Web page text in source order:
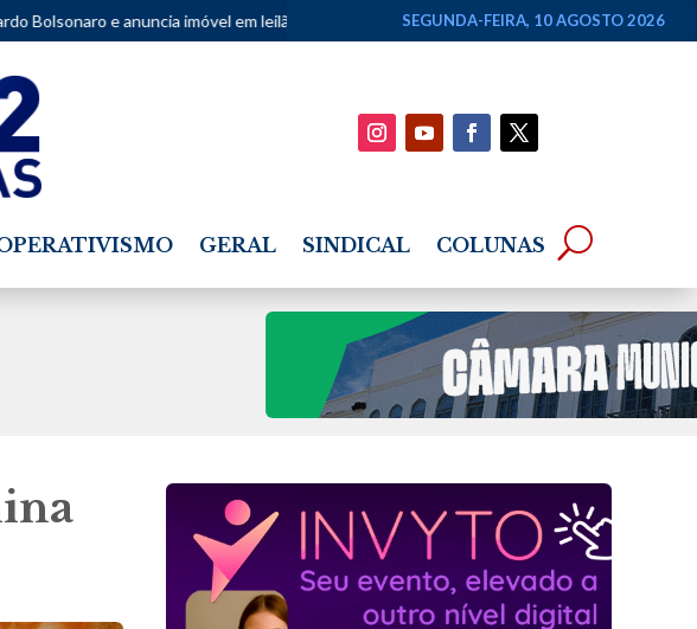
imóvel em leilão no Rio • Canoas de Tolda podem ser reconhecidas como
SEGUNDA-FEIRA, 10 AGOSTO 2026
GERAL SINDICAL COLUNAS